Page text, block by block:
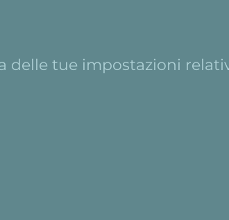
delle tue impostazioni